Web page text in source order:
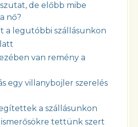
de előbb mibe
nő?
a legutóbbi szállásunkon
van remény a
egy villanybojler szerelés
a szállásunkon
tettünk szert